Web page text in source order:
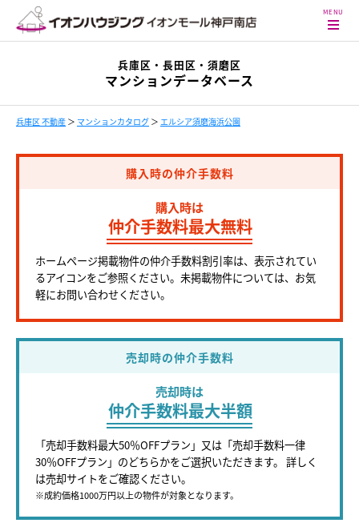
兵庫区・長田区・須磨区
マンションデータベース
兵庫区 不動産 ＞ マンションカタログ ＞ エルシア須磨海浜公園
購入時の仲介手数料
購入時は
仲介手数料最大無料
ホームページ掲載物件の仲介手数料割引率は、表示されてい
るアイコンをご参照ください。未掲載物件については、お気
軽にお問い合わせください。
売却時の仲介手数料
売却時は
仲介手数料最大半額
「売却手数料最大50％OFFプラン」又は「売却手数料一律
30％OFFプラン」のどちらかをご選択いただきます。 詳しく
は売却サイトをご確認ください。
※成約価格1000万円以上の物件が対象となります。